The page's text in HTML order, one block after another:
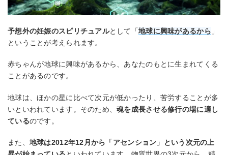
予想外の妊娠のスピリチュアルとして「地球に興味があるから 」
ということが考えられます。
赤ちゃんが地球に興味があるから、あなたのもとに生まれてくる
ことがあるのです。
地球は、ほかの星に比べて次元が低かったり、苦労することが多
いといわれています。そのため、魂を成長させる修行の場に適し
ているのです。
また、 地球は2012年12月から「アセンション」という次元の上